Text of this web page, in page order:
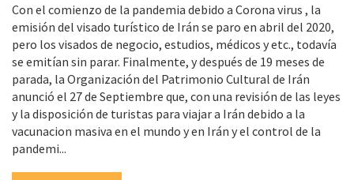
Con el comienzo de la pandemia debido a Corona virus , la
emisión del visado turístico de Irán se paro en abril del 2020,
pero los visados de negocio, estudios, médicos y etc., todavía
se emitían sin parar. Finalmente, y después de 19 meses de
parada, la Organización del Patrimonio Cultural de Irán
anunció el 27 de Septiembre que, con una revisión de las leyes
y la disposición de turistas para viajar a Irán debido a la
vacunacion masiva en el mundo y en Irán y el control de la
pandemi...